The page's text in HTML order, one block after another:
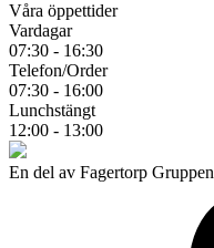
Våra öppettider
Vardagar
07:30 - 16:30
Telefon/Order
07:30 - 16:00
Lunchstängt
12:00 - 13:00
En del av Fagertorp Gruppen